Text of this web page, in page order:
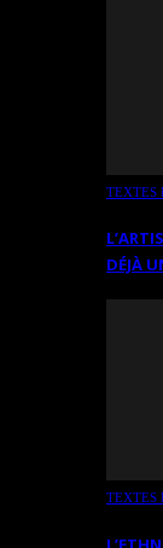
TEXTES
DÉJÀ
TEXTES